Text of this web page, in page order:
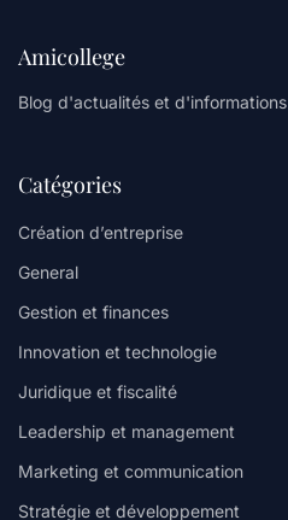
Amicollege
Blog d'actualités et d'informations
Catégories
Création d’entreprise
General
Gestion et finances
Innovation et technologie
Juridique et fiscalité
Leadership et management
Marketing et communication
Stratégie et développement